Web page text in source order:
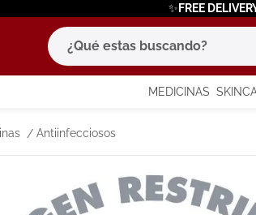
✨FREE
¿Qué estas buscando?
MEDICINAS
Antiinfecciosos
términos más
1. eucerin
3. pilexil